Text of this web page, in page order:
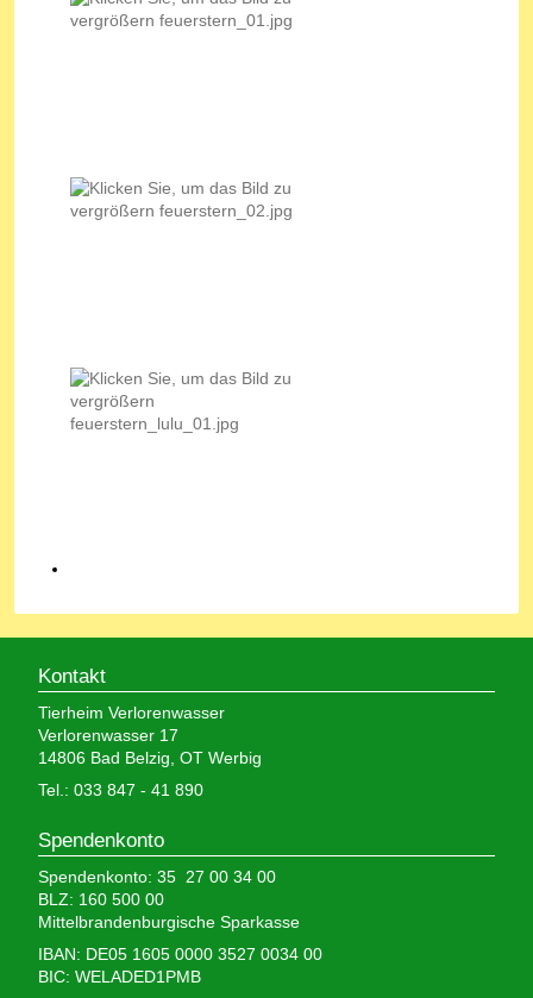
Kontakt
Tierheim Verlorenwasser
Verlorenwasser 17
14806 Bad Belzig, OT Werbig
Tel.: 033 847 - 41 890
Spendenkonto
Spendenkonto: 35 27 00 34 00
BLZ: 160 500 00
Mittelbrandenburgische Sparkasse
IBAN: DE05 1605 0000 3527 0034 00
BIC: WELADED1PMB